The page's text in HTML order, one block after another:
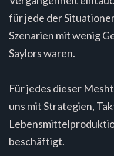
für jede der
Szenarien mit wenig
Saylors waren.
Für jedes dieser
uns mit Strategien,
beschäftigt.